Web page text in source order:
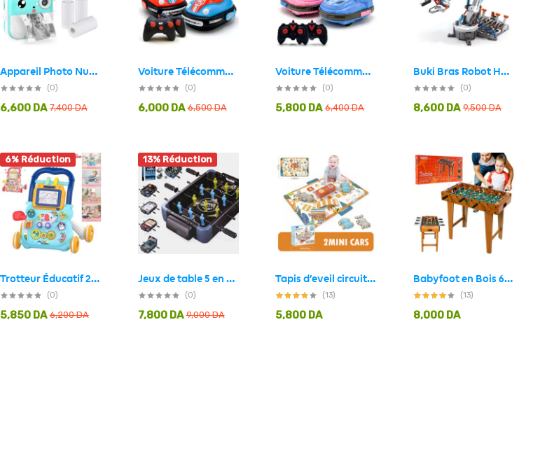
Appareil Photo Numérique HD pour Enfants avec Imprimante Thermique – كاميرة أطفال وصابعة صور فورية
(0)
7,400DA
6,600 DA
Voiture Télécommandée Crash Bumper Rechargeable 2Pcs pour Enfants – لعبة سيارات اللاسلكية للأطفال
(0)
6,500DA
6,000 DA
Voiture Télécommandée Stitch Bumper Car Rechargeable 2Pcs pour Enfants – لعبة سيارات اللاسلكية للأطفال ستيتش
(0)
6,400DA
5,800 DA
Buki Bras Robot Hydraulique Jeu éducatif pour Enfants – لعبة اليد الهيدروليكية للأطفال
(0)
9,500DA
8,600 DA
6% Réduction
Trotteur Éducatif 2 en 1 avec Tableau de Dessin et Panneau Musical pour Bébé – مشاية تعليمية 2 في 1 مع لوحة رسم ولوحة موسيقية للأطفال
(0)
6,200DA
5,850 DA
13% Réduction
Jeux de table 5 en 1 Football, Hockey, Basketball, Tennis et Bowling
(0)
9,000DA
7,800 DA
Tapis d’eveil circuit jungle avec 2 voiturettes 103 cm x 79 cm
(13)
5,800 DA
Babyfoot en Bois 6 poignées 18 joueurs – لعبة البابيفوت الخشبية الكلاسيكية
(13)
8,000 DA